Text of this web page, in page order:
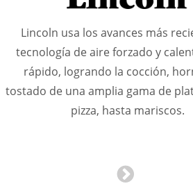
Lincoln usa los avances más
tecnología de aire forzado y
rápido, logrando la cocción,
tostado de una amplia gama de
pizza, hasta mariscos.